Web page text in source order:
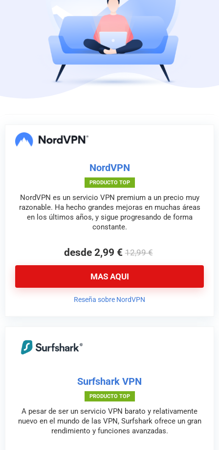
NordVPN
PRODUCTO TOP
NordVPN es un servicio VPN premium a un precio muy
razonable. Ha hecho grandes mejoras en muchas áreas
en los últimos años, y sigue progresando de forma
constante.
desde 2,99 € 12,99 €
MAS AQUI
Reseña sobre NordVPN
Surfshark VPN
PRODUCTO TOP
A pesar de ser un servicio VPN barato y relativamente
nuevo en el mundo de las VPN, Surfshark ofrece un gran
rendimiento y funciones avanzadas.